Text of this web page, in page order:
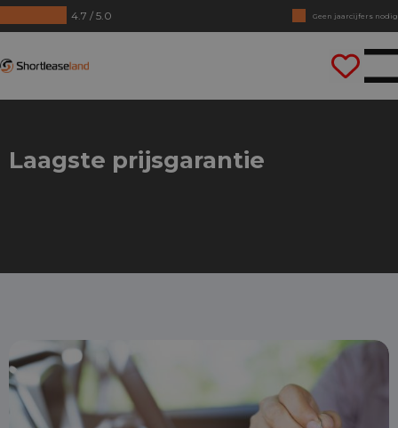
4.7 / 5.0
Geen jaarcijfers nodig
Direct rijden
Laagste prijsgarantie